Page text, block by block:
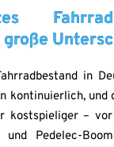
in
kontinuierlich, und
kostspieliger –
und Pedelec-